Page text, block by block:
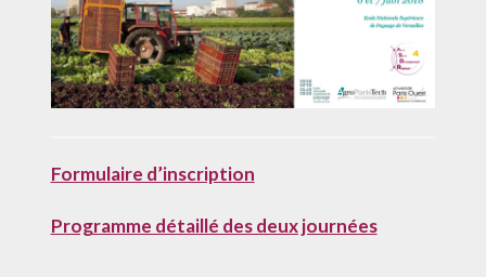
Formulaire d’inscription
Programme détaillé des deux journées